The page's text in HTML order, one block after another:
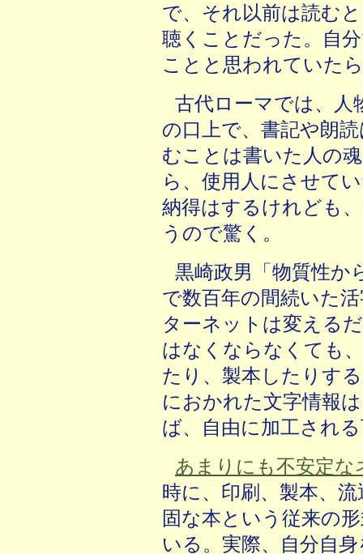
で、それ以前は読む
聴くことだった。自
ことと思われていた
古代ローマでは、人
の口上で、書記や朗
むことは書いた人の
ら、使用人にさせて
納得はするけれども
うので驚く。
黒崎政男「物質性か
で数百年の間続いた
ターネットは変える
はなくならなくても
たり、製本したりす
におかれた文字情報
ば、自由に加工され
あまりにも不安定な
時に、印刷、製本、
固な本という従来の
いる。実際、自分自